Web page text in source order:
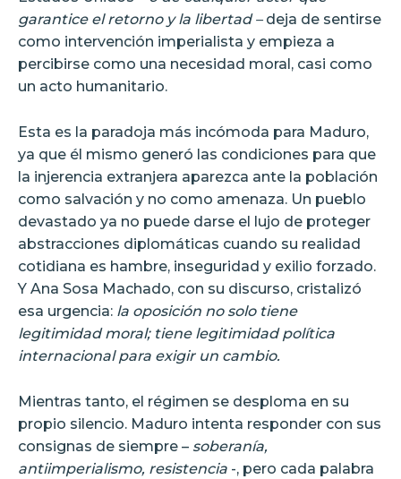
garantice el retorno y la libertad –deja de sentirse
como intervención imperialista y empieza a
percibirse como una necesidad moral, casi como
un acto humanitario.
Esta es la paradoja más incómoda para Maduro,
ya que él mismo generó las condiciones para que
la injerencia extranjera aparezca ante la población
como salvación y no como amenaza. Un pueblo
devastado ya no puede darse el lujo de proteger
abstracciones diplomáticas cuando su realidad
cotidiana es hambre, inseguridad y exilio forzado.
Y Ana Sosa Machado, con su discurso, cristalizó
esa urgencia: la oposición no solo tiene
legitimidad moral; tiene legitimidad política
internacional para exigir un cambio.
Mientras tanto, el régimen se desploma en su
propio silencio. Maduro intenta responder con sus
consignas de siempre – soberanía,
antiimperialismo, resistencia -, pero cada palabra